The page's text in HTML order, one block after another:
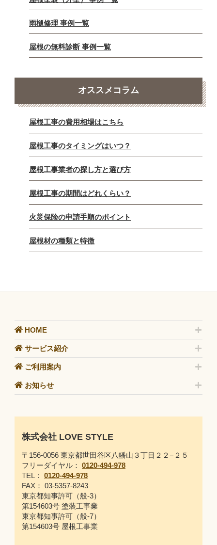
雨樋修理 事例一覧
屋根の無料診断 事例一覧
オススメコラム
屋根工事の費用相場はこちら
屋根工事のタイミングはいつ？
屋根工事業者の探し方と選び方
屋根工事の期間はどれくらい？
火災保険の申請手順のポイント
屋根材の種類と特徴
HOME
サービス紹介
ご利用案内
お知らせ
株式会社 LOVE STYLE
〒156-0056 東京都世田谷区八幡山３丁目２２−２５
フリーダイヤル： 0120-494-978
TEL： 0120-494-978
FAX： 03-5357-8243
東京都知事許可（般-3）
第154603号 塗装工事業
東京都知事許可（般-7）
第154603号 屋根工事業